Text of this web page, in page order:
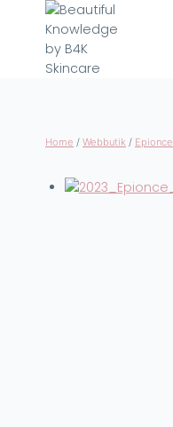
content
Home / Webbutik / Epionce